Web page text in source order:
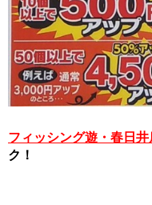
フィッシング遊・春日
ク！